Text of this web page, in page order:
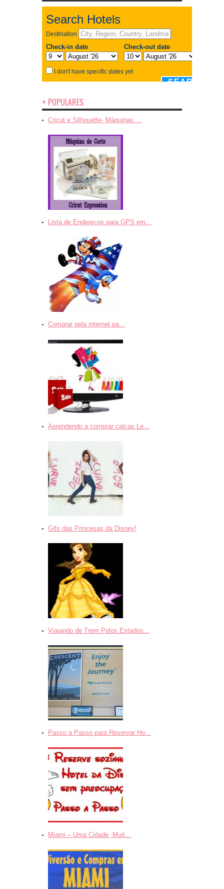
+ POPULARES
Cricut e Silhouette- Máquinas ...
Lista de Endereços para GPS em...
Comprar pela internet pa...
Aprendendo a comprar calças Le...
Gifs das Princesas da Disney!
Viajando de Trem Pelos Estados...
Passo a Passo para Reservar Ho...
Miami – Uma Cidade, Muit...